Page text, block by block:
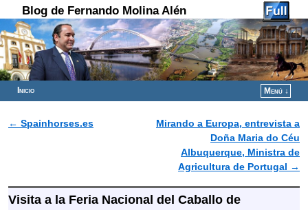
Blog de Fernando Molina Alén
Inicio
Menú ↓
Navegador de artículos
← Spainhorses.es
Mirando a Europa, entrevista a
Doña Maria do Céu
Albuquerque, Ministra de
Agricultura de Portugal →
Visita a la Feria Nacional del Caballo de